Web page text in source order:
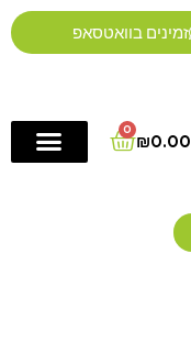
זמינים בוואטסאפ
₪0.00
0
Cart